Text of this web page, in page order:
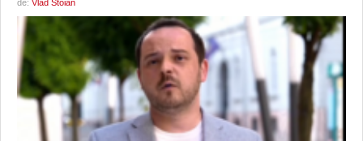
de: Vlad Stoian